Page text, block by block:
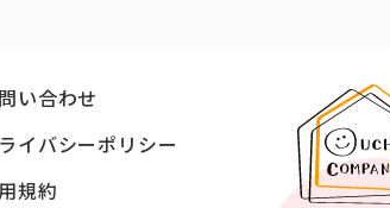
716ｍ（9分）
い合わせ
イバシーポリシー
規約